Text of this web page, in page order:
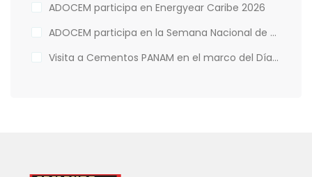
ADOCEM participa en Energyear Caribe 2026
ADOCEM participa en la Semana Nacional de Financiamiento Climático
Visita a Cementos PANAM en el marco del Día Mundial del Medio Ambiente